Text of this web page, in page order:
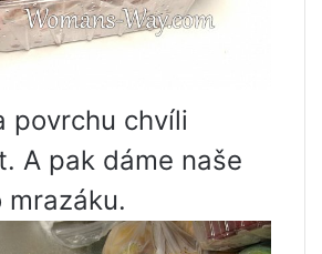
povrchu chvíli
A pak dáme naše
mrazáku.